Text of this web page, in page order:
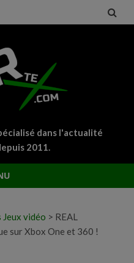
dans l'actualité
2011.
vidéo > REAL
sur Xbox One et 360 !